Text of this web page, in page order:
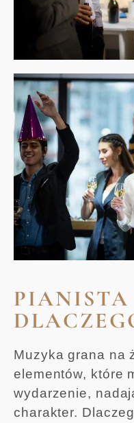
PIANISTA
Muzyka grana na
elementów, które
wydarzenie,
charakter.